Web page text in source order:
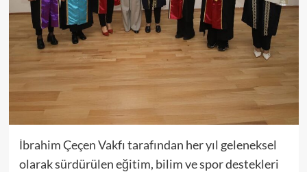
İbrahim Çeçen Vakfı tarafından her yıl geleneksel
olarak sürdürülen eğitim, bilim ve spor destekleri